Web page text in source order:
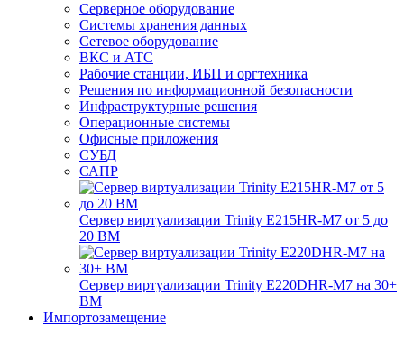
Серверное оборудование
Системы хранения данных
Сетевое оборудование
ВКС и АТС
Рабочие станции, ИБП и оргтехника
Решения по информационной безопасности
Инфраструктурные решения
Операционные системы
Офисные приложения
СУБД
САПР
Сервер виртуализации Trinity E215HR-M7 от 5 до
20 ВМ
Сервер виртуализации Trinity E220DHR-M7 на 30+
ВМ
Импортозамещение